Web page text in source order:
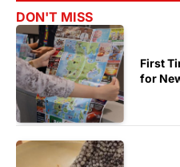
DON'T MISS
First
for